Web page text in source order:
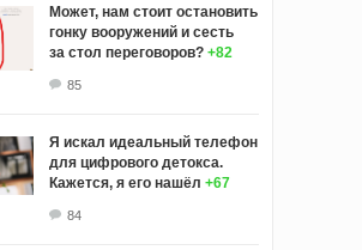
Может, нам стоит остановить
гонку вооружений и сесть
за стол переговоров? +82
85
Я искал идеальный телефон
для цифрового детокса.
Кажется, я его нашёл +67
84